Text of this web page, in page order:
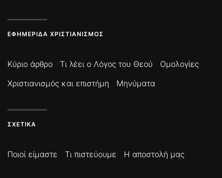
ΕΦΗΜΕΡΊΔΑ ΧΡΙΣΤΙΑΝΙΣΜΌΣ
Κύριο άρθρο Τι λέει ο Λόγος του Θεού
Ομολογίες
Χριστιανισμός και επιστήμη
Μηνύματα
ΣΧΕΤΙΚΆ
Ποιοί είμαστε Τι πιστεύουμε Η αποστολή μας